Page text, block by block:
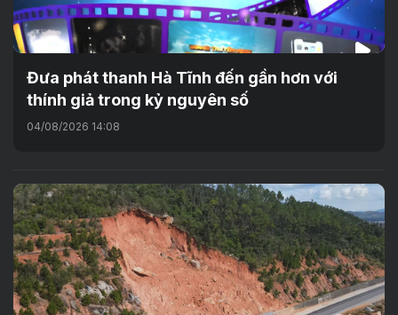
Đưa phát thanh Hà Tĩnh đến gần hơn với
thính giả trong kỷ nguyên số
04/08/2026 14:08